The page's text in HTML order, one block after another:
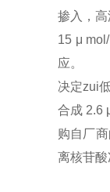
掺入，
15 μ
应。
决定zui
合成 2.6
购自厂
离核苷